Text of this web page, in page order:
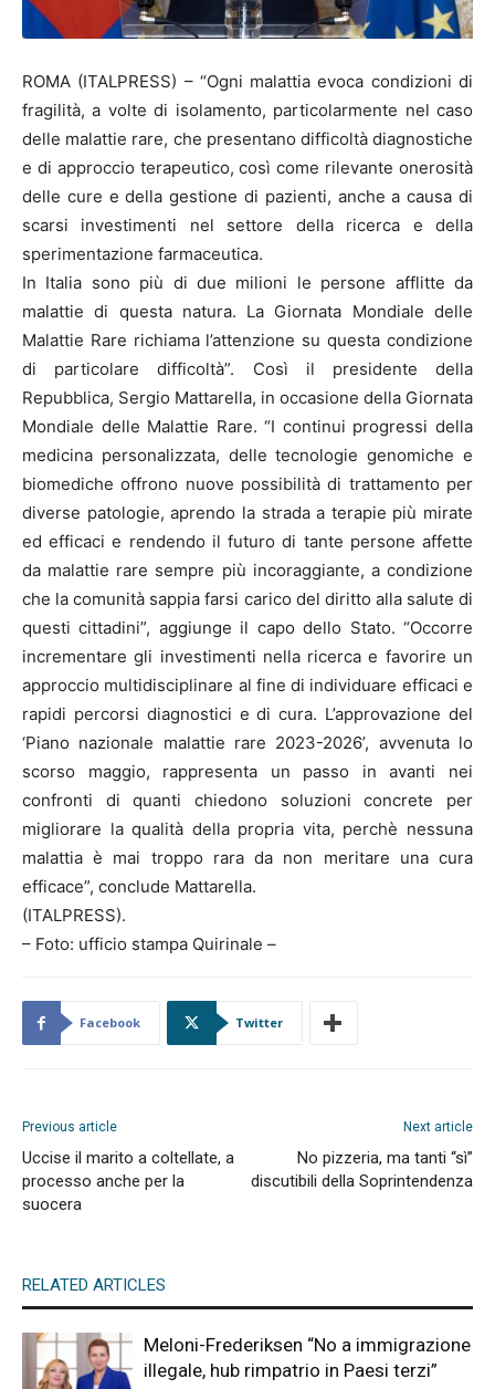
ROMA (ITALPRESS) – “Ogni malattia evoca condizioni di
fragilità, a volte di isolamento, particolarmente nel caso
delle malattie rare, che presentano difficoltà diagnostiche
e di approccio terapeutico, così come rilevante onerosità
delle cure e della gestione di pazienti, anche a causa di
scarsi investimenti nel settore della ricerca e della
sperimentazione farmaceutica.
In Italia sono più di due milioni le persone afflitte da
malattie di questa natura. La Giornata Mondiale delle
Malattie Rare richiama l’attenzione su questa condizione
di particolare difficoltà”. Così il presidente della
Repubblica, Sergio Mattarella, in occasione della Giornata
Mondiale delle Malattie Rare. “I continui progressi della
medicina personalizzata, delle tecnologie genomiche e
biomediche offrono nuove possibilità di trattamento per
diverse patologie, aprendo la strada a terapie più mirate
ed efficaci e rendendo il futuro di tante persone affette
da malattie rare sempre più incoraggiante, a condizione
che la comunità sappia farsi carico del diritto alla salute di
questi cittadini”, aggiunge il capo dello Stato. “Occorre
incrementare gli investimenti nella ricerca e favorire un
approccio multidisciplinare al fine di individuare efficaci e
rapidi percorsi diagnostici e di cura. L’approvazione del
‘Piano nazionale malattie rare 2023-2026’, avvenuta lo
scorso maggio, rappresenta un passo in avanti nei
confronti di quanti chiedono soluzioni concrete per
migliorare la qualità della propria vita, perchè nessuna
malattia è mai troppo rara da non meritare una cura
efficace”, conclude Mattarella.
(ITALPRESS).
– Foto: ufficio stampa Quirinale –
Facebook Twitter
Previous article
Uccise il marito a coltellate, a
processo anche per la
suocera
Next article
No pizzeria, ma tanti “sì”
discutibili della Soprintendenza
RELATED ARTICLES
Meloni-Frederiksen “No a immigrazione
illegale, hub rimpatrio in Paesi terzi”